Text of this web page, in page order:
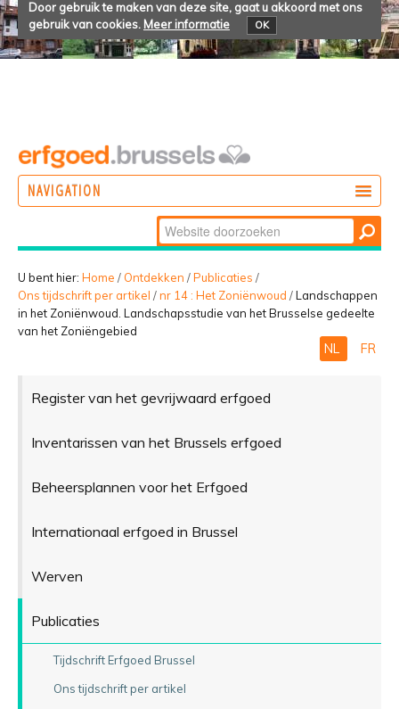
Door gebruik te maken van deze site, gaat u akkoord met ons
gebruik van cookies. Meer informatie OK
NAVIGATION
BELEVEN
Zoek
Geavanceerd
zoeken...
U bent hier: Home / Ontdekken /Publicaties /
Ons tijdschrift per artikel /nr 14 : Het Zoniënwoud /Landschappen
in het Zoniënwoud. Landschapsstudie van het Brusselse gedeelte
van het Zoniëngebied
NL FR
Register van het gevrijwaard erfgoed
Inventarissen van het Brussels erfgoed
Beheersplannen voor het Erfgoed
Internationaal erfgoed in Brussel
Werven
Publicaties
Tijdschrift Erfgoed Brussel
Ons tijdschrift per artikel